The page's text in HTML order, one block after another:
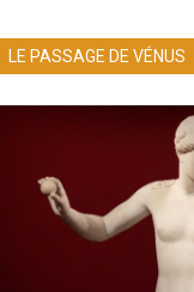
LE PASSAGE DE VÉNUS